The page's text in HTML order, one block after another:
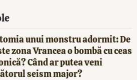
unui monstru adormit: De
zona Vrancea o bombă cu ceas
Când ar putea veni
seism major?